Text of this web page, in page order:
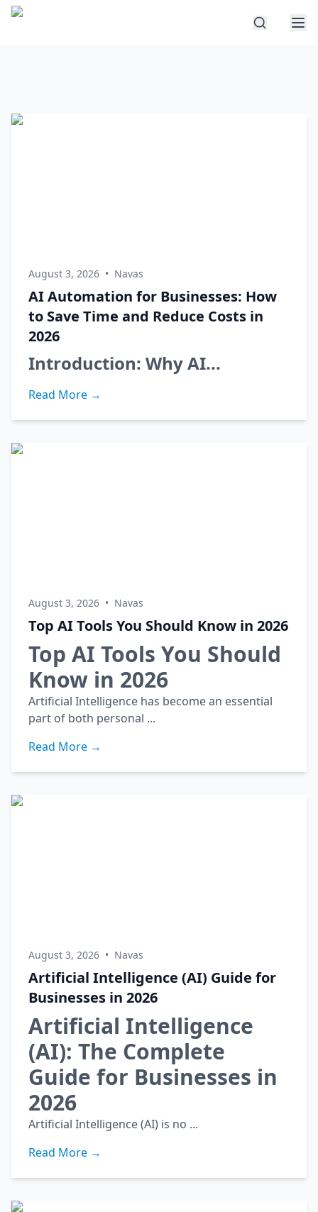
August 3, 2026 • Navas
AI Automation for Businesses: How
to Save Time and Reduce Costs in
2026
Introduction: Why AI...
Read More →
August 3, 2026 • Navas
Top AI Tools You Should Know in 2026
Top AI Tools You Should
Know in 2026
Artificial Intelligence has become an essential
part of both personal ...
Read More →
August 3, 2026 • Navas
Artificial Intelligence (AI) Guide for
Businesses in 2026
Artificial Intelligence
(AI): The Complete
Guide for Businesses in
2026
Artificial Intelligence (AI) is no ...
Read More →